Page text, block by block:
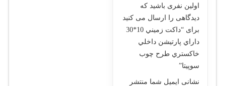
اولین نفری باشید که
دیدگاهی را ارسال می کنید
برای “داکت زميني 10*30
داراي پارتيشن داخلي
خاکستري طرح چوب
سوپيتا”
نشانی ایمیل شما منتشر